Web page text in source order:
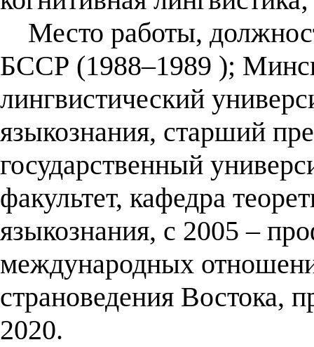
Место работы,
БССР (1988–1989 );
лингвистический
языкознания, старший
государственный
факультет, кафедра
языкознания, с 2005 –
международных
страноведения Востока,
2020.